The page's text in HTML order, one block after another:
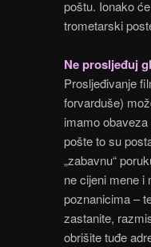
poštu. Ionako
trometarski
Ne prosljeđuj
Prosljeđivanje
forvarduše)
imamo
pošte to su
„zabavnu“
ne cijeni mene i
poznanicima –
zastanite,
obrišite tuđe